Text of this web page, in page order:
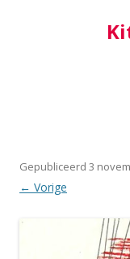
Gepubliceerd 3
← Vorige